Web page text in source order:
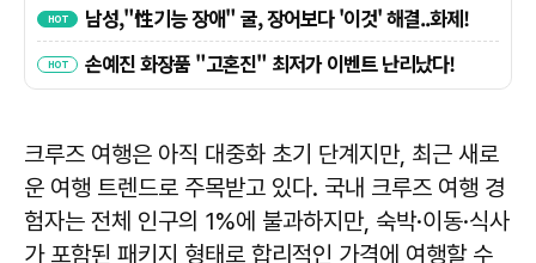
크루즈 여행은 아직 대중화 초기 단계지만, 최근 새로
운 여행 트렌드로 주목받고 있다. 국내 크루즈 여행 경
험자는 전체 인구의 1%에 불과하지만, 숙박·이동·식사
가 포함된 패키지 형태로 합리적인 가격에 여행할 수